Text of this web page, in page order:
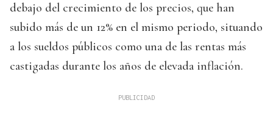
debajo del crecimiento de los precios, que han
subido más de un 12% en el mismo periodo, situando
a los sueldos públicos como una de las rentas más
castigadas durante los años de elevada inflación.